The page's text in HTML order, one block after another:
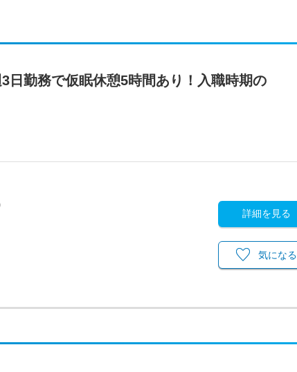
日勤務で仮眠休憩5時間あり！入職時期の
詳細を見る
気になる